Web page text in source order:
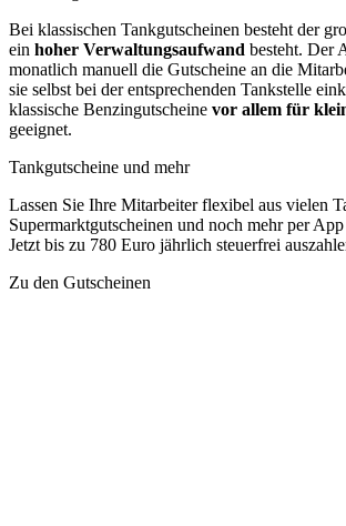
Bei klassischen Tankgutscheinen besteht der
ein hoher Verwaltungsaufwand besteht. Der
monatlich manuell die Gutscheine an die
sie selbst bei der entsprechenden Tankstelle
klassische Benzingutscheine vor allem für
geeignet.
Tankgutscheine und mehr
Lassen Sie Ihre Mitarbeiter flexibel aus vielen
Supermarktgutscheinen und noch mehr per
Jetzt bis zu 780 Euro jährlich steuerfrei
Zu den Gutscheinen